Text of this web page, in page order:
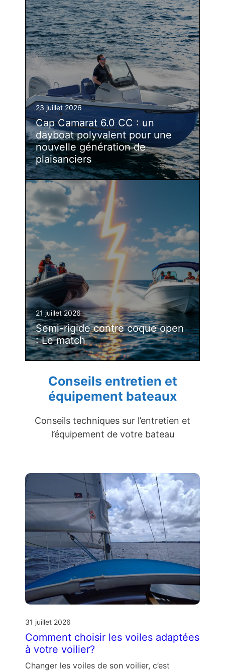
23 juillet 2026
Cap Camarat 6.0 CC : un
dayboat polyvalent pour une
nouvelle génération de
plaisanciers
21 juillet 2026
Semi-rigide contre coque open
: Le match
Conseils entretien et
équipement bateaux
Conseils techniques sur l’entretien et
l’équipement de votre bateau
31 juillet 2026
Comment choisir les voiles adaptées
à votre voilier?
Changer les voiles de son voilier, c’est